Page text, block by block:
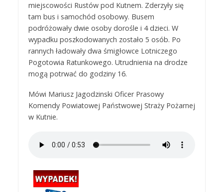
miejscowości Rustów pod Kutnem. Zderzyły się
tam bus i samochód osobowy. Busem
podróżowały dwie osoby dorośle i 4 dzieci. W
wypadku poszkodowanych zostało 5 osób. Po
rannych ładowały dwa śmigłowce Lotniczego
Pogotowia Ratunkowego. Utrudnienia na drodze
mogą potrwać do godziny 16.
Mówi Mariusz Jagodzinski Oficer Prasowy
Komendy Powiatowej Państwowej Straży Pożarnej
w Kutnie.